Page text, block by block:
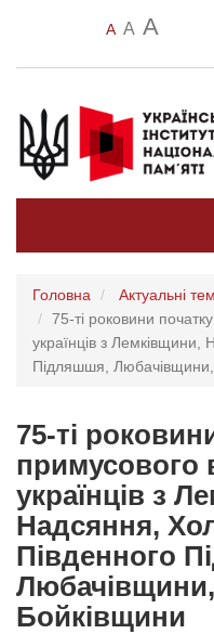
A A A
Головна
Актуальні
75-ті роковини
українців з
Підляшшя, Любачівщини,
75-ті
примусового
українців з
Надсяння,
Південного
Любачівщини,
Бойківщини